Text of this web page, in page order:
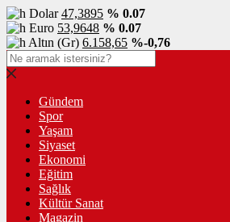
Dolar47,3895 % 0.07
Euro 53,9648 % 0.07
Altın (Gr) 6.158,65 %-0,76
Gündem
Spor
Yaşam
Siyaset
Ekonomi
Eğitim
Sağlık
Kültür Sanat
Magazin